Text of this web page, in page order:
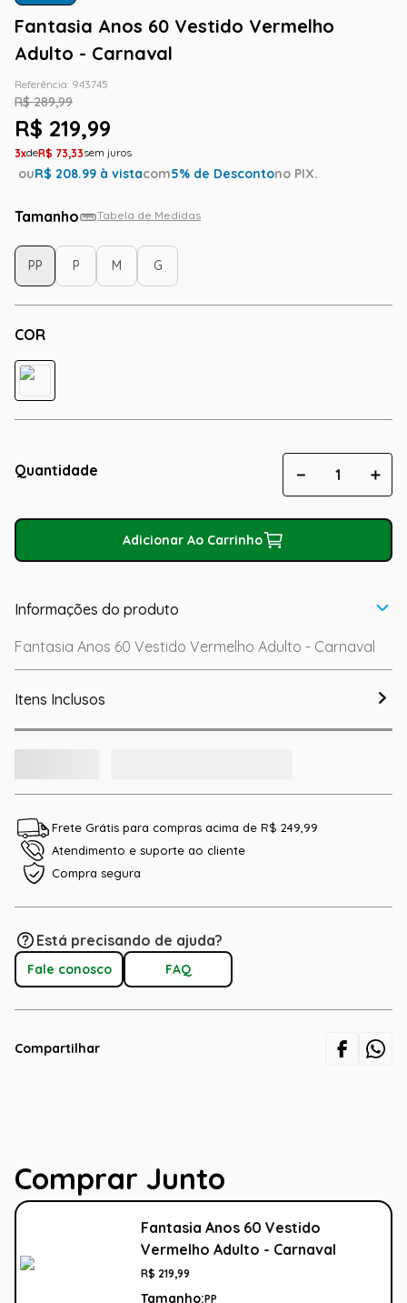
Fantasia Anos 60 Vestido Vermelho
Adulto - Carnaval
Referência: 943745
R$ 289,99
R$ 219,99
3 R$ 73,33
ouR$ 208.99 à vistacom5% de Descontono PIX.
Tamanho Tabela de Medidas
COR
PP P M G
Quantidade ＋
－
Adicionar Ao Carrinho
Informações do produto
Fantasia Anos 60 Vestido Vermelho Adulto - Carnaval
Itens Inclusos
Frete Grátis para compras acima de R$ 249,99
Atendimento e suporte ao cliente
Compra segura
Está precisando de ajuda?
Fale conosco FAQ
Compartilhar
Comprar Junto
Fantasia Anos 60 Vestido
Vermelho Adulto - Carnaval
R$ 219,99
Tamanho:PP